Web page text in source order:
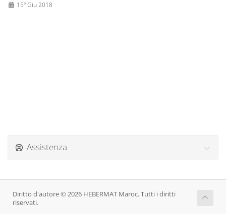
15º Giu 2018
Assistenza
Diritto d'autore © 2026 HEBERMAT Maroc. Tutti i diritti
riservati.